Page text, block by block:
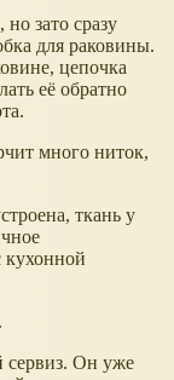
зато сразу
для раковины.
цепочка
её обратно
много ниток,
ткань у
кухонной
Он уже